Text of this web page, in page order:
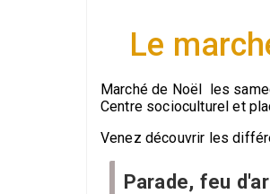
Le
Marché de Noël les
Centre socioculturel et
Venez découvrir les
Parade, feu